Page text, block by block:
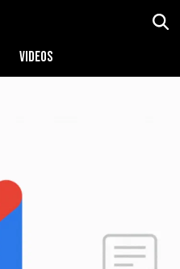
VIDEOS